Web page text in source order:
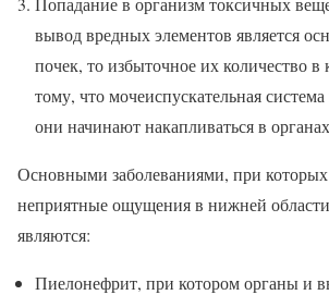
вывод вредных элементов является
почек, то избыточное их количество
тому, что мочеиспускательная
они начинают накапливаться в
Основными заболеваниями, при
неприятные ощущения в нижней
являются:
Пиелонефрит, при котором органы и